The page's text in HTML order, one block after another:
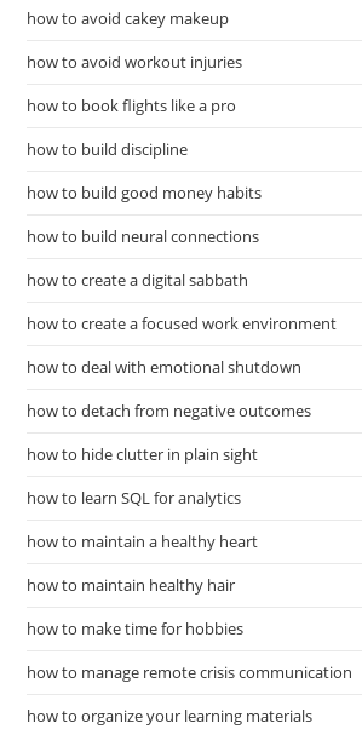
how to avoid cakey makeup
how to avoid workout injuries
how to book flights like a pro
how to build discipline
how to build good money habits
how to build neural connections
how to create a digital sabbath
how to create a focused work environment
how to deal with emotional shutdown
how to detach from negative outcomes
how to hide clutter in plain sight
how to learn SQL for analytics
how to maintain a healthy heart
how to maintain healthy hair
how to make time for hobbies
how to manage remote crisis communication
how to organize your learning materials